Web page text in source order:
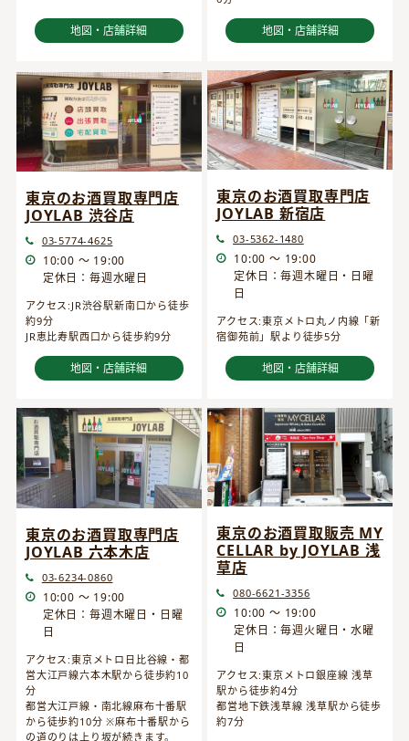
地図・店舗詳細 地図・店舗詳細
東京のお酒買取専門店
JOYLAB 渋谷店
03-5774-4625
10:00 ～ 19:00
定休日：毎週水曜日
アクセス:JR渋谷駅新南口から徒歩
約9分
JR恵比寿駅西口から徒歩約9分
地図・店舗詳細
東京のお酒買取専門店
JOYLAB 新宿店
03-5362-1480
10:00 ～ 19:00
定休日：毎週木曜日・日曜
日
アクセス:東京メトロ丸ノ内線「新
宿御苑前」駅より徒歩5分
地図・店舗詳細
東京のお酒買取専門店
JOYLAB 六本木店
03-6234-0860
10:00 ～ 19:00
定休日：毎週木曜日・日曜
日
アクセス:東京メトロ日比谷線・都
営大江戸線六本木駅から徒歩約10
分
都営大江戸線・南北線麻布十番駅
から徒歩約10分 ※麻布十番駅から
の道のりは上り坂が続きます。
東京のお酒買取販売 MY
CELLAR by JOYLAB 浅
草店
080-6621-3356
10:00 ～ 19:00
定休日：毎週火曜日・水曜
日
アクセス:東京メトロ銀座線 浅草
駅から徒歩約4分
都営地下鉄浅草線 浅草駅から徒歩
約7分